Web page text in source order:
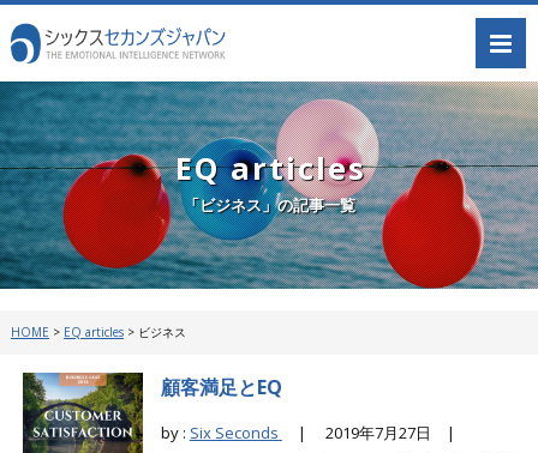
EQ articles
「ビジネス」の記事一覧
HOME > EQ articles> ビジネス
顧客満足とEQ
by : Six Seconds |
2019年7月27日 |